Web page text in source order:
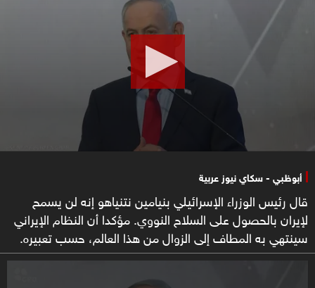
أبوظبي - سكاي نيوز عربية
قال رئيس الوزراء الإسرائيلي بنيامين نتنياهو إنه لن يسمح
لإيران بالحصول على السلاح النووي. مؤكدا أن النظام الإيراني
سينتهي به المطاف إلى الزوال من هذا العالم، حسب تعبيره.